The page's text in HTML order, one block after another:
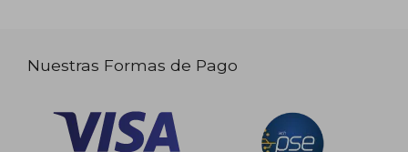
Nuestras Formas de Pago